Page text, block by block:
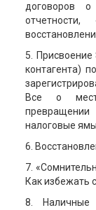
договоров о
5. Присвоение
контагента)
Все о
налоговые ямы.
6.
7.
Как избежать
8. Наличные